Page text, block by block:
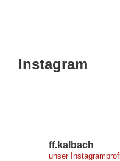
Instagram
ff.kalbach
unser Instagramprofil